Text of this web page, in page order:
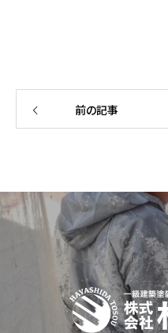
前の記事